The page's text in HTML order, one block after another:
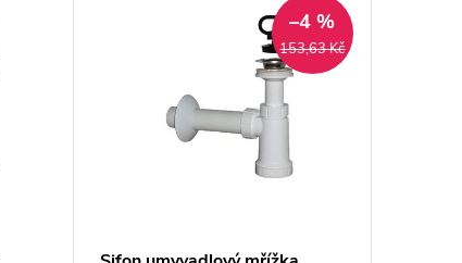
153,63 Kč
–4 %